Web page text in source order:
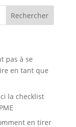
pas à se
en tant que
la checklist
en tirer